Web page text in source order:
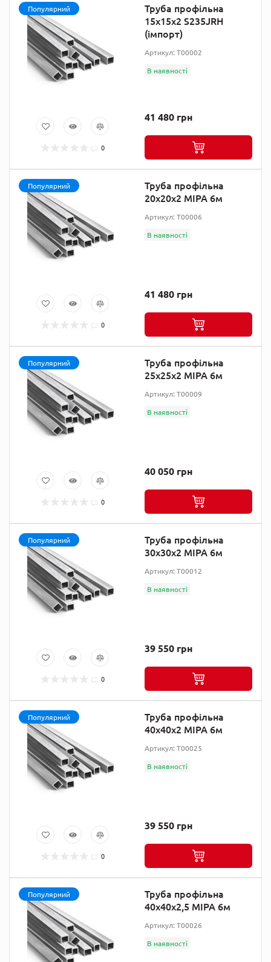
Популярний
0
Труба профільна
15х15х2 S235JRH
(імпорт)
Артикул: T00002
В наявності
41 480 грн
Популярний
0
Труба профільна
20х20х2 МІРА 6м
Артикул: T00006
В наявності
41 480 грн
Популярний
0
Труба профільна
25х25х2 МІРА 6м
Артикул: T00009
В наявності
40 050 грн
Популярний
0
Труба профільна
30х30х2 МІРА 6м
Артикул: T00012
В наявності
39 550 грн
Популярний
0
Труба профільна
40х40х2 МІРА 6м
Артикул: T00025
В наявності
39 550 грн
Популярний
Труба профільна
40х40х2,5 МІРА 6м
Артикул: T00026
В наявності